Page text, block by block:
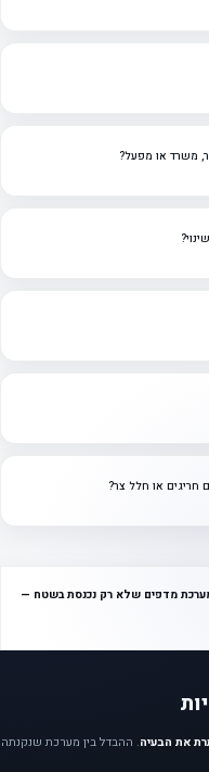
משרד או מפעל?
חריגים או חלל צר?
מדפים שלא רק נכנסת בשטח —
את הבעיה. ההבדל בין מערכת שנקנתה